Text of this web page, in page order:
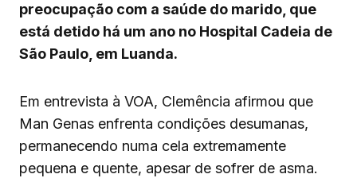
preocupação com a saúde do marido, que
está detido há um ano no Hospital Cadeia de
São Paulo, em Luanda.
Em entrevista à VOA, Clemência afirmou que
Man Genas enfrenta condições desumanas,
permanecendo numa cela extremamente
pequena e quente, apesar de sofrer de asma.